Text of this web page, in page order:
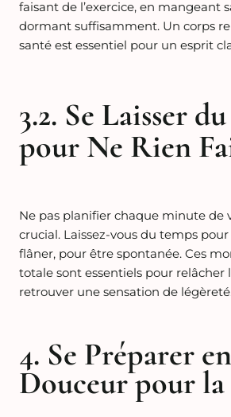
faisant de l’exercice, en mangeant
dormant suffisamment. Un corps
santé est essentiel pour un esprit
3.2. Se Laisser
pour Ne Rien
Ne pas planifier chaque minute de
crucial. Laissez-vous du temps
flâner, pour être spontanée. Ces
totale sont essentiels pour relâcher
retrouver une sensation de
4. Se Préparer en
Douceur pour